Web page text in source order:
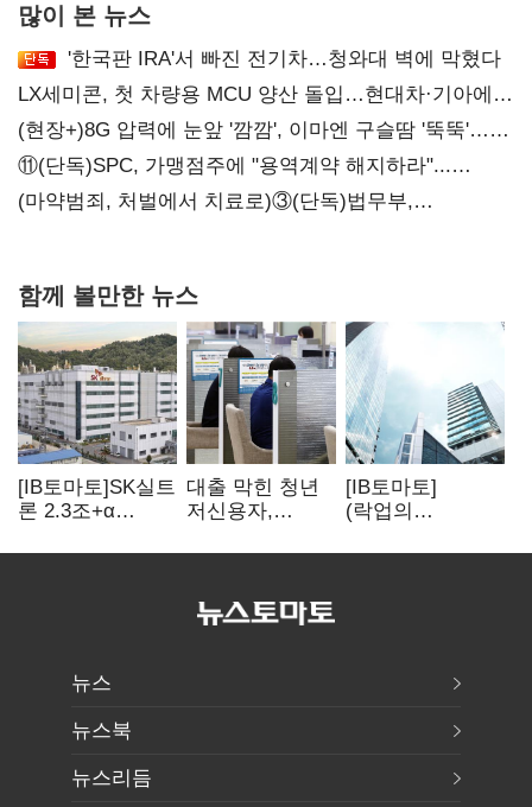
많이 본 뉴스
'한국판 IRA'서 빠진 전기차…청와대 벽에 막혔다
LX세미콘, 첫 차량용 MCU 양산 돌입…현대차·기아에
공급
(현장+)8G 압력에 눈앞 '깜깜', 이마엔 구슬땀 '뚝뚝'…
화려한 에어쇼 뒤 땀방울
⑪(단독)SPC, 가맹점주에 "용역계약 해지하라"...
내팽개친 '사회적합의'
(마약범죄, 처벌에서 치료로)③(단독)법무부,
함께 볼만한 뉴스
[IB토마토]SK실트
론 2.3조+α
외부평가선
대출 막힌 청년
저신용자,
내몰린다
[IB토마토]
(락업의
으론 부족…
뉴스
뉴스북
뉴스리듬